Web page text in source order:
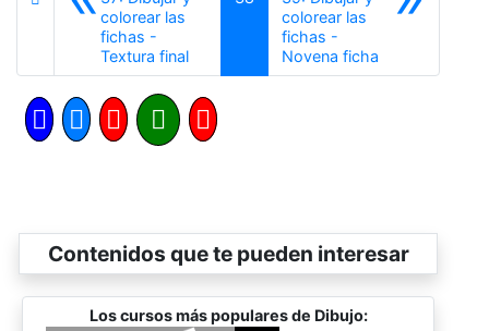
colorear las
fichas -
Textura finalAnterior
colorear las
fichas -
Novena ficha
Contenidos que te pueden interesar
Los cursos más populares de Dibujo: